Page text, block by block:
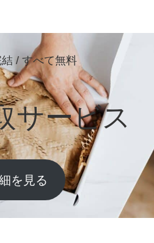
/ すべて無料
サービス
を見る